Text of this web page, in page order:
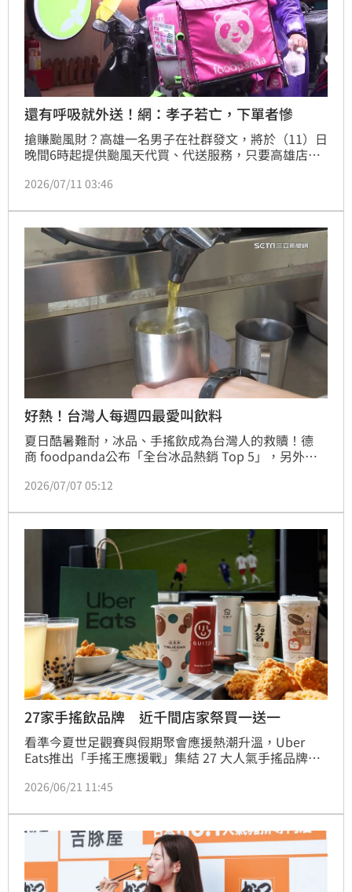
還有呼吸就外送！網：孝子若亡，下單者慘
搶賺颱風財？高雄一名男子在社群發文，將於（11）日
晚間6時起提供颱風天代買、代送服務，只要高雄店家
「只要我還活著有呼吸」，就盡力外送到家，外送費雙
很快被網友一針見血，「萬一送餐途中身亡，又是家中
的經濟支柱、人人口中的孝子，這一張訂單恐怕是一場
悲劇的開始」。
2026/07/11 03:46
好熱！台灣人每週四最愛叫飲料
夏日酷暑難耐，冰品、手搖飲成為台灣人的救贖！德
商 foodpanda公布「全台冰品熱銷 Top 5」，另外
多波限時優惠；另外，Uber eats輸入優惠碼「手搖
2026/07/07 05:12
27家手搖飲品牌 近千間店家祭買一送一
看準今夏世足觀賽與假期聚會應援熱潮升溫，Uber
Eats推出「手搖王應援戰」集結 27 大人氣手搖品牌與
Uber Eats同步推出限時優惠活動，即日起至 7 月 28
王】，即有機會享參與「手搖王應援戰」手搖品牌最低
4 折起專屬活動獎勵優惠。
2026/06/21 11:45